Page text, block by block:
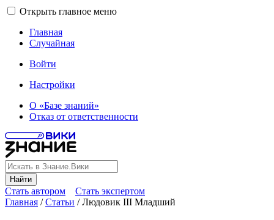
Открыть главное меню
Главная
Случайная
Войти
Настройки
О «Базе знаний»
Отказ от ответственности
Найти
Стать автором
Стать экспертом
Главная /Статьи /Людовик III Младший